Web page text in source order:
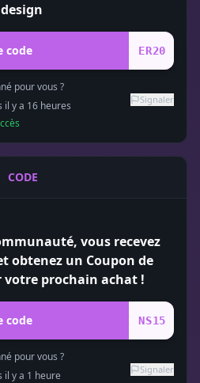
code ER20
pour vous ?
il y a 16 heures
Signaler
CODE
vous recevez
obtenez un Coupon de
votre prochain achat !
code NS15
pour vous ?
il y a 1 heure
Signaler